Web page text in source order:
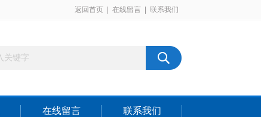
返回首页 在线留言 联系我们
在线留言 联系我们